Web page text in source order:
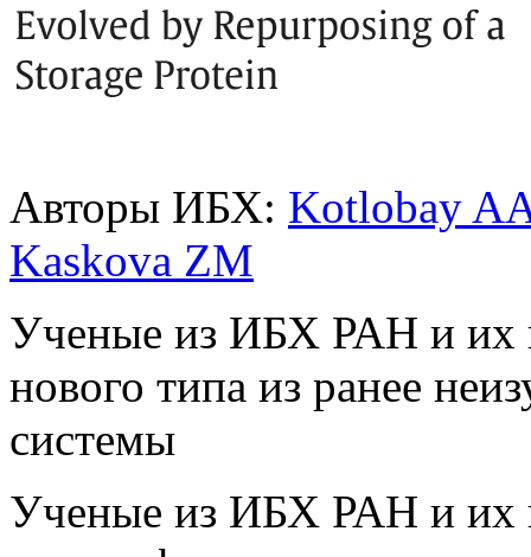
Авторы ИБХ: Kotlobay
Kaskova ZM
Ученые из ИБХ РАН и их
нового типа из ранее
системы
Ученые из ИБХ РАН и их